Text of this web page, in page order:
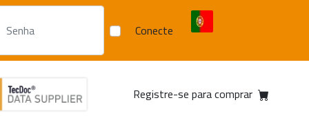
Conecte
Registre-se para comprar